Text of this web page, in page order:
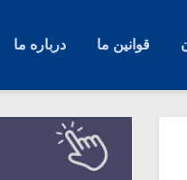
قوانین ما درباره ما